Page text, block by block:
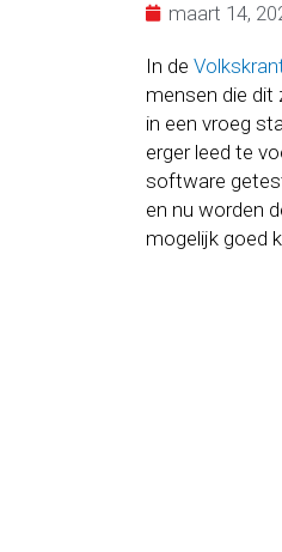
maart 14,
In de
mensen die dit
in een vroeg
erger leed te
software
en nu worden
mogelijk goed